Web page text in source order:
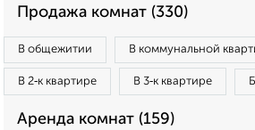
Продажа комнат (330)
В общежитии В коммунальной
В 2‑к квартире В 3‑к квартире
Аренда комнат (159)